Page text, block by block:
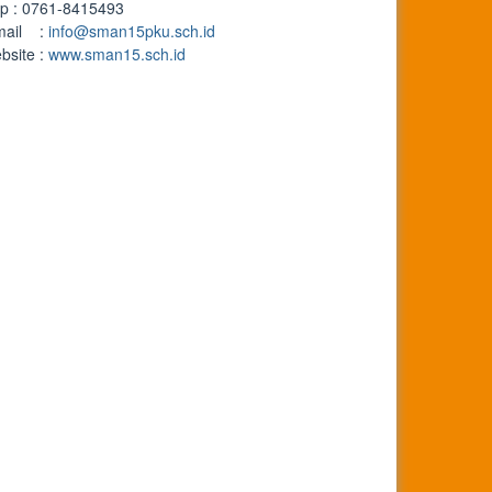
: 0761-8415493
: info@sman15pku.sch.id
: www.sman15.sch.id